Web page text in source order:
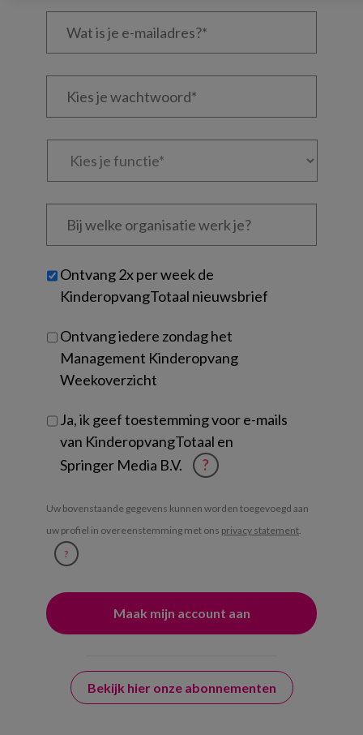
Wat
Kies
Kies
functie *
Bij
welke
organisatie
je?
Untitled
Ontvang 2x per week de
KinderopvangTotaal nieuwsbrief
Ontvang iedere zondag het
Management Kinderopvang
Weekoverzicht
Ja, ik geef toestemming voor e-mails
van KinderopvangTotaal en
Springer Media B.V.
?
Uw bovenstaande gegevens kunnen worden toegevoegd aan
uw profiel in overeenstemming met ons privacy statement.
?
Bekijk hier onze abonnementen